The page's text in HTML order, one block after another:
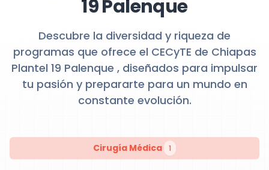
19 Palenque
Descubre la diversidad y riqueza de
programas que ofrece el CECyTE de Chiapas
Plantel 19 Palenque , diseñados para impulsar
tu pasión y prepararte para un mundo en
constante evolución.
Cirugía Médica 1